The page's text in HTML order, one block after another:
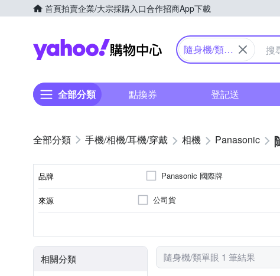
首頁拍賣企業/大宗採購入口合作招商App下載
Yahoo購物中心
隨身機/類單
全部分類 點換券 登記送
手機/相機/耳機/穿戴 相機 Panasonic
品牌 Panasonic 國際牌
來源 公司貨
相關分類 隨身機/類單眼 1 筆結果